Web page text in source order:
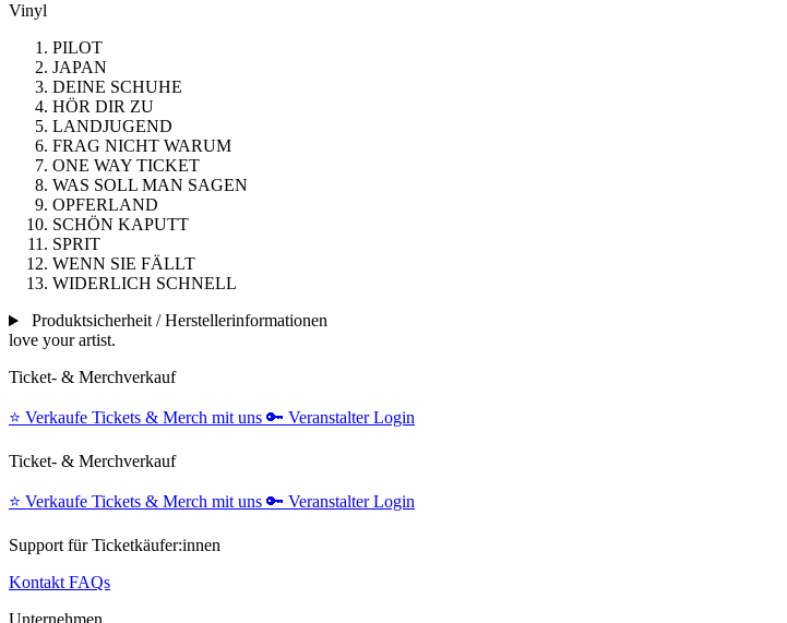
Vinyl
PILOT
JAPAN
DEINE SCHUHE
HÖR DIR ZU
LANDJUGEND
FRAG NICHT WARUM
ONE WAY TICKET
WAS SOLL MAN SAGEN
OPFERLAND
SCHÖN KAPUTT
SPRIT
WENN SIE FÄLLT
WIDERLICH SCHNELL
Produktsicherheit / Herstellerinformationen
love your artist.
Ticket- & Merchverkauf
⭐️ Verkaufe Tickets & Merch mit uns 🔑 Veranstalter Login
Ticket- & Merchverkauf
⭐️ Verkaufe Tickets & Merch mit uns 🔑 Veranstalter Login
Support für Ticketkäufer:innen
Kontakt FAQs